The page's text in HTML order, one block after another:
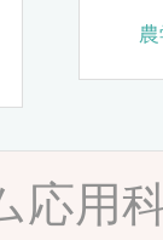
応用